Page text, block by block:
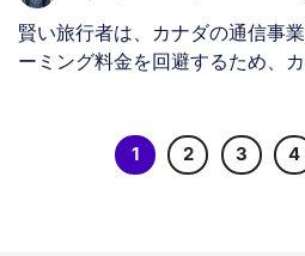
賢い旅行者は、カナダの通信事
ーミング料金を回避するため、
ン、そして信頼性の高い米国ネ
供します。物理的なSIMカード
1 2 3 4